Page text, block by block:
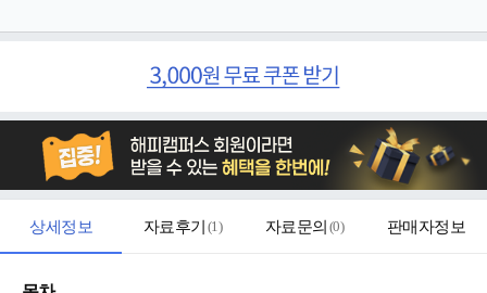
상세정보 자료후기 (1) 자료문의 (0) 판매자정보